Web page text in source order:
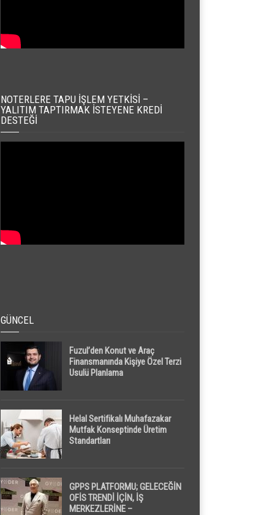
NOTERLERE TAPU İŞLEM YETKISI –
YALITIM TAPTIRMAK İSTEYENE KREDI
DESTEĞI
GÜNCEL
Fuzul’den Konut ve Araç
Finansmanında Kişiye Özel Terzi
Usulü Planlama
Helal Sertifikalı Muhafazakar
Mutfak Konseptinde Üretim
Standartları
GPPS PLATFORMU; GELECEĞİN
OFİS TRENDİ İÇİN, İŞ
MERKEZLERİNE –